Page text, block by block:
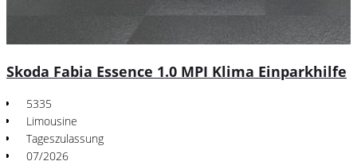
Skoda Fabia Essence 1.0 MPI Klima Einparkhilfe
5335
Limousine
Tageszulassung
07/2026